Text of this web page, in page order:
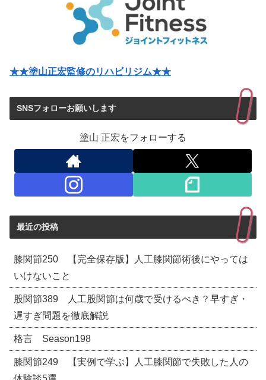
★★塗山正宏監修のリハビリジム★★
SNSフォローお願いします
塗山 正宏をフォローする
最近の投稿
膝関節250 【完全保存版】人工膝関節術後にやっては
いけないこと
股関節389 人工股関節は何歳で受けるべき？早すぎ・
遅すぎ問題を徹底解説
格言 Season198
膝関節249 【実例で学ぶ】人工膝関節で失敗した人の